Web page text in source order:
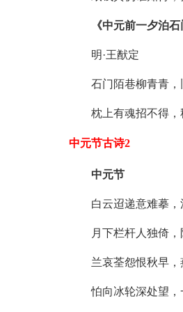
《中元前一夕泊石
明·王猷定
石门陌巷柳青青，
枕上有魂招不得，
中元节古诗2
中元节
白云迢递意难摹，
月下栏杆人独倚，
兰哀荃怨恨秋早，
怕向冰轮深处望，